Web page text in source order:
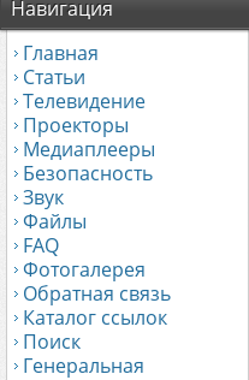
Навигация
Главная
Статьи
Телевидение
Проекторы
Медиаплееры
Безопасность
Звук
Файлы
FAQ
Фотогалерея
Обратная связь
Каталог ссылок
Поиск
Генеральная